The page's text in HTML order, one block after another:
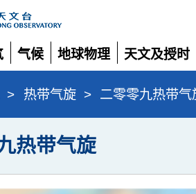
气候
展
开
地球物理
展
开
天文及授时
展
开
> 热带气旋 > 二零零九热带气
热带气旋